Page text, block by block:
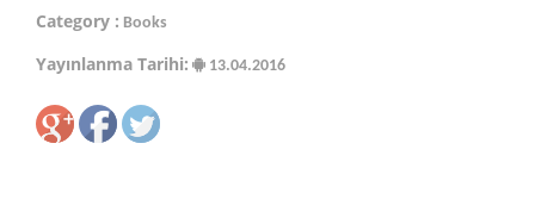
Category : Books
Yayınlanma Tarihi: 13.04.2016